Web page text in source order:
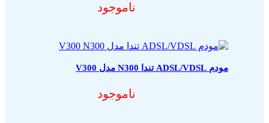
ناموجود
مودم ADSL/VDSL تندا N300 مدل V300
ناموجود